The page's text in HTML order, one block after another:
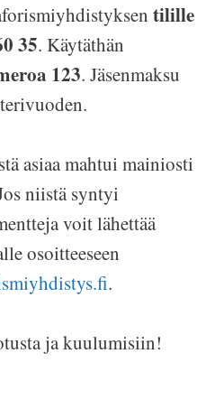
tilille
35. Käytäthän
123. Jäsenmaksu
asiaa mahtui mainiosti
niistä syntyi
voit lähettää
osoitteeseen
.
ja kuulumisiin!